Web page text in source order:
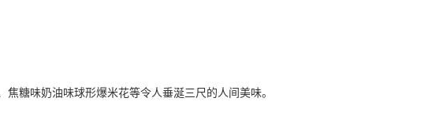
糖味奶油味球形爆米花等令人垂涎三尺的人间美味。